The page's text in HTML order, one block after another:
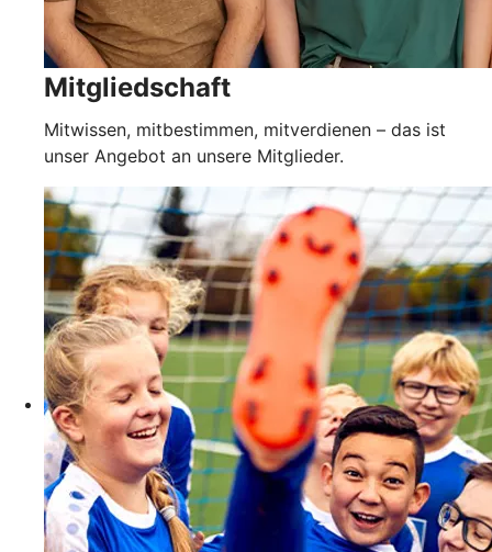
Mitgliedschaft
Mitwissen, mitbestimmen, mitverdienen – das ist
unser Angebot an unsere Mitglieder.